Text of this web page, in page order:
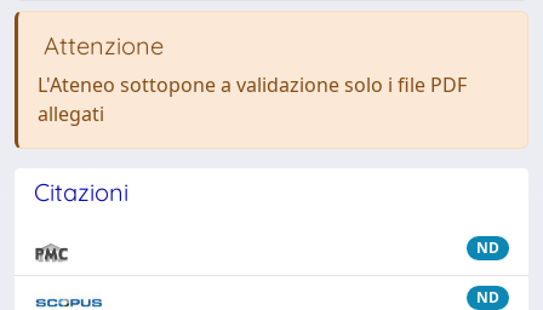
Attenzione
L'Ateneo sottopone a validazione solo i file PDF
allegati
Citazioni
ND
ND